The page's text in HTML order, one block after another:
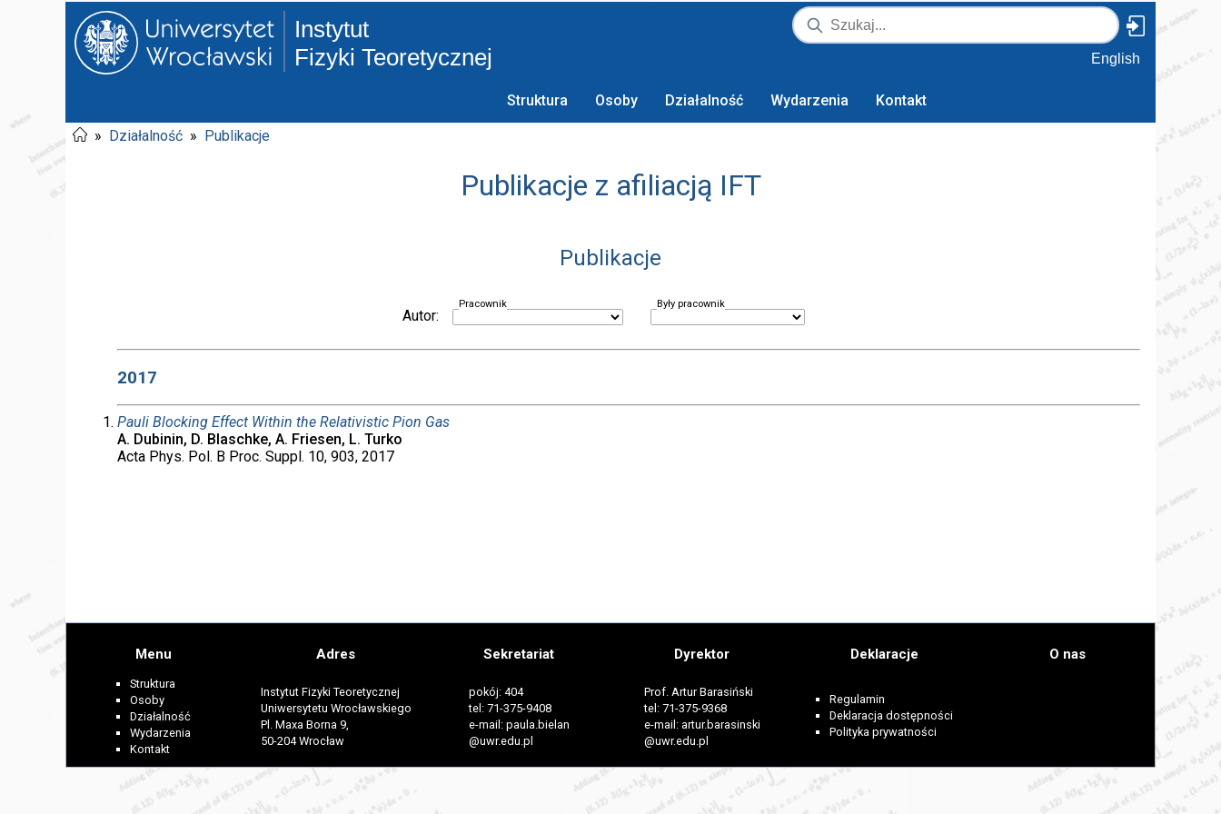
Instytut
Fizyki Teoretycznej
English
Struktura Osoby Działalność Wydarzenia Kontakt
» Działalność » Publikacje
Publikacje z afiliacją IFT
Publikacje
Autor:
Pracownik Były pracownik
2017
Pauli Blocking Effect Within the Relativistic Pion Gas
A. Dubinin, D. Blaschke, A. Friesen, L. Turko
Acta Phys. Pol. B Proc. Suppl. 10, 903, 2017
Menu
Struktura
Osoby
Działalność
Wydarzenia
Kontakt
Adres
Instytut Fizyki Teoretycznej
Uniwersytetu Wrocławskiego
Pl. Maxa Borna 9,
50-204 Wrocław
Sekretariat
pokój: 404
tel: 71-375-9408
e-mail: paula.bielan
@uwr.edu.pl
Dyrektor
Prof. Artur Barasiński
tel: 71-375-9368
e-mail: artur.barasinski
@uwr.edu.pl
Deklaracje
Regulamin
Deklaracja dostępności
Polityka prywatności
O nas